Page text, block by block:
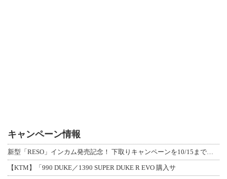
キャンペーン情報
新型「RESO」インカム発売記念！ 下取りキャンペーンを10/15まで延長して開
【KTM】「990 DUKE／1390 SUPER DUKE R EVO 購入サ